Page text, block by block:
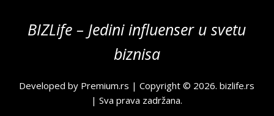
BIZLife – Jedini influenser u svetu
biznisa
Developed by Premium.rs | Copyright © 2026.bizlife.rs
| Sva prava zadržana.